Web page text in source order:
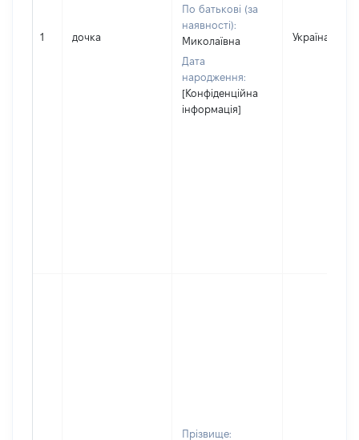
1 дочка
По батькові (за
наявності):
Миколаївна
Дата
народження:
[Конфіденційна
інформація]
Україна
Прізвище: